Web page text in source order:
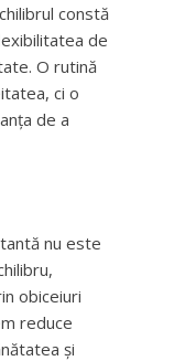
constă
de
O rutină
ci o
de a
nu este
obiceiuri
reduce
și